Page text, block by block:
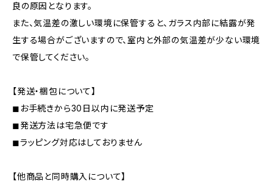
良の原因となります。
また、気温差の激しい環境に保管すると、ガラス内部に結露が発
生する場合がございますので、室内と外部の気温差が少ない環境
で保管してください。
【発送・梱包について】
◼︎お手続きから30日以内に発送予定
◼︎発送方法は宅急便です
◼︎ラッピング対応はしておりません
【他商品と同時購入について】